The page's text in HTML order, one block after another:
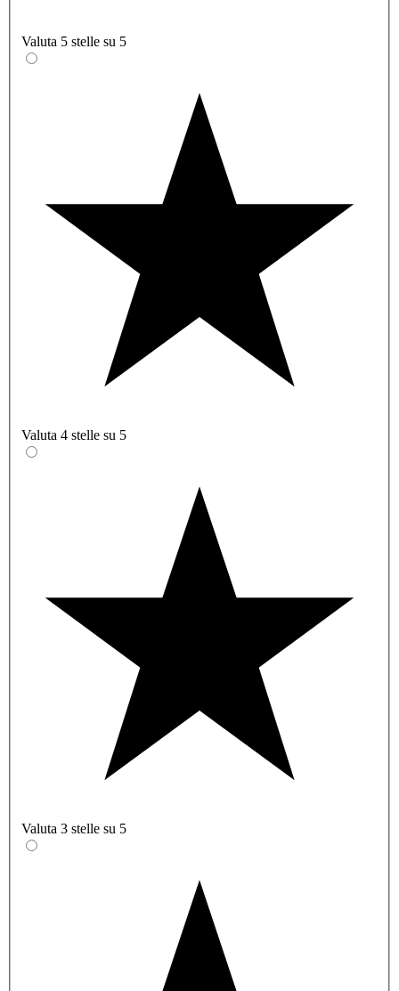
Valuta 5 stelle su 5
Valuta 4 stelle su 5
Valuta 3 stelle su 5